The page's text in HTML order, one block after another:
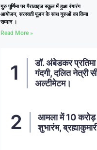
गुरु पूर्णिमा पर पैराडाइज स्कूल में हुआ रंगारंग
आयोजन, सरस्वती पूजन के साथ गुरुओं का किया
सम्मान ।
Read More »
डॉ. अंबेडकर प्रतिमा
गंदगी, दलित नेत्री
अल्टीमेटम।
आमला में 10 करोड़
शुभारंभ,